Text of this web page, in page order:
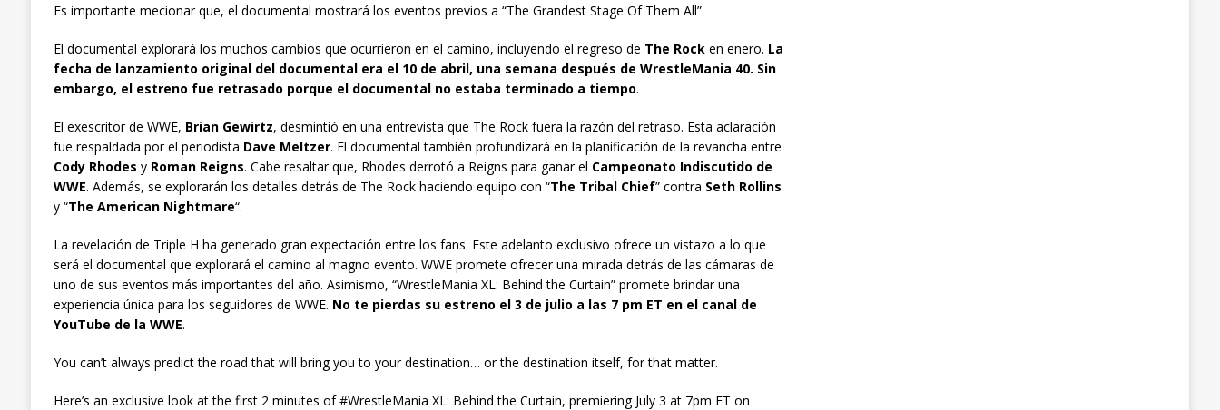
Es importante mecionar que, el documental mostrará los eventos previos a “The Grandest Stage Of Them All”.
El documental explorará los muchos cambios que ocurrieron en el camino, incluyendo el regreso de The Rocken enero. La
fecha de lanzamiento original del documental era el 10 de abril, una semana después de WrestleMania 40. Sin
embargo, el estreno fue retrasado porque el documental no estaba terminado a tiempo.
El exescritor de WWE, Brian Gewirtz, desmintió en una entrevista que The Rock fuera la razón del retraso. Esta aclaración
fue respaldada por el periodista Dave Meltzer. El documental también profundizará en la planificación de la revancha entre
Cody Rhodes y Roman Reigns. Cabe resaltar que, Rhodes derrotó a Reigns para ganar el Campeonato Indiscutido de
WWE. Además, se explorarán los detalles detrás de The Rock haciendo equipo con “The Tribal Chief” contra Seth Rollins
y “The American Nightmare“.
La revelación de Triple H ha generado gran expectación entre los fans. Este adelanto exclusivo ofrece un vistazo a lo que
será el documental que explorará el camino al magno evento. WWE promete ofrecer una mirada detrás de las cámaras de
uno de sus eventos más importantes del año. Asimismo, “WrestleMania XL: Behind the Curtain” promete brindar una
experiencia única para los seguidores de WWE. No te pierdas su estreno el 3 de julio a las 7 pm ET en el canal de
YouTube de la WWE.
You can’t always predict the road that will bring you to your destination… or the destination itself, for that matter.
Here’s an exclusive look at the first 2 minutes of #WrestleMania XL: Behind the Curtain, premiering July 3 at 7pm ET on